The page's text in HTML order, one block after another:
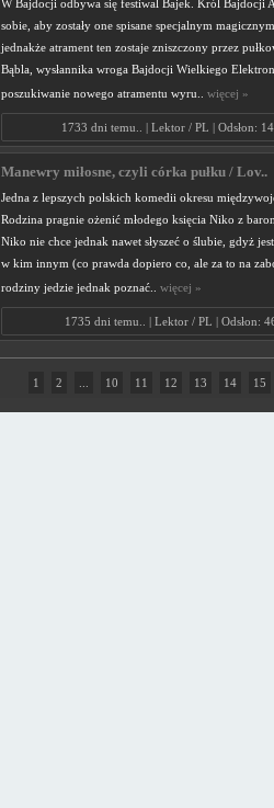
W Bajdocji odbywa się festiwal Bajek. Król Bajdocji
sobie, aby zostały one spisane specjalnym
jednakże atrament ten zostaje zniszczony przez
Bąbla, wysłannika wroga Bajdocji Wielkiego
poszukiwanie nowego atramentu wyru.. więcej »
1733 dni temu.. | Lektor / PL | Odsłon:
Manewry miłosne, czyli córka pułku / Lov..
Jedna z lepszych polskich komedii okresu
Rodzina pragnie ożenić młodego księcia Niko z
Niko nie chce jednak nawet słyszeć o ślubie, gdyż
w kim innym (co prawda dopiero co, ale za to na
rodziny jedzie jednak poznać.. więcej »
1735 dni temu.. | Lektor / PL | Odsłon:
1 2 10 11 12 13 14 15